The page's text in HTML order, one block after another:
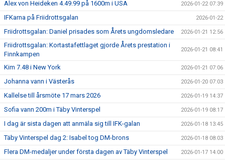
Alex von Heideken 4.49.99 på 1600m i USA 2026-01-22 07:39
IFKarna på Friidrottsgalan 2026-01-22
Friidrottsgalan: Daniel prisades som Årets ungdomsledare 2026-01-21 12:56
Friidrottsgalan: Kortastafettlaget gjorde Årets prestation i
Finnkampen
2026-01-21 08:41
Kim 7.48 i New York 2026-01-21 07:06
Johanna vann i Västerås 2026-01-20 07:03
Kallelse till årsmöte 17 mars 2026 2026-01-19 14:37
Sofia vann 200m i Täby Vinterspel 2026-01-19 08:17
I dag är sista dagen att anmäla sig till IFK-galan 2026-01-18 13:45
Täby Vinterspel dag 2: Isabel tog DM-brons 2026-01-18 08:03
Flera DM-medaljer under första dagen av Täby Vinterspel 2026-01-17 14:00